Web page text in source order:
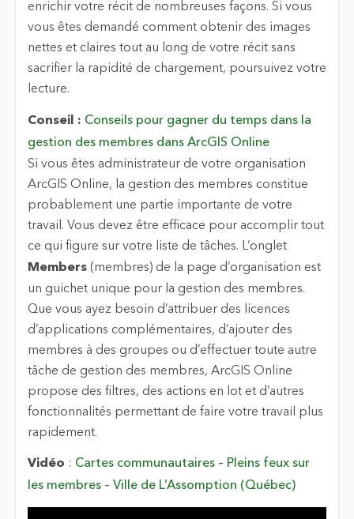
enrichir votre récit de nombreuses façons. Si vous
vous êtes demandé comment obtenir des images
nettes et claires tout au long de votre récit sans
sacrifier la rapidité de chargement, poursuivez votre
lecture.
Conseil : Conseils pour gagner du temps dans la
gestion des membres dans ArcGIS Online
Si vous êtes administrateur de votre organisation
ArcGIS Online, la gestion des membres constitue
probablement une partie importante de votre
travail. Vous devez être efficace pour accomplir tout
ce qui figure sur votre liste de tâches. L’onglet
Members(membres) de la page d’organisation est
un guichet unique pour la gestion des membres.
Que vous ayez besoin d’attribuer des licences
d’applications complémentaires, d’ajouter des
membres à des groupes ou d’effectuer toute autre
tâche de gestion des membres, ArcGIS Online
propose des filtres, des actions en lot et d’autres
fonctionnalités permettant de faire votre travail plus
rapidement.
Vidéo : Cartes communautaires – Pleins feux sur
les membres – Ville de L’Assomption (Québec)